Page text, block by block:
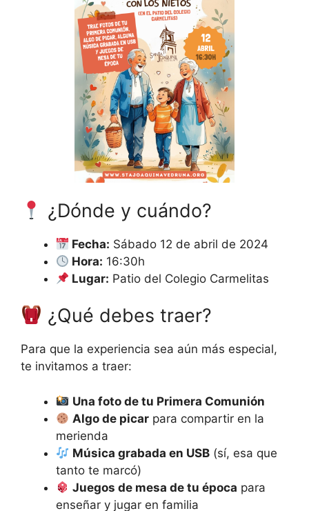
¿Dónde y cuándo?
Fecha: Sábado 12 de abril de 2024
Hora: 16:30h
Lugar: Patio del Colegio Carmelitas
¿Qué debes traer?
Para que la experiencia sea aún más especial,
te invitamos a traer:
Una foto de tu Primera Comunión
Algo de picar para compartir en la
merienda
Música grabada en USB (sí, esa que
tanto te marcó)
Juegos de mesa de tu época para
enseñar y jugar en familia